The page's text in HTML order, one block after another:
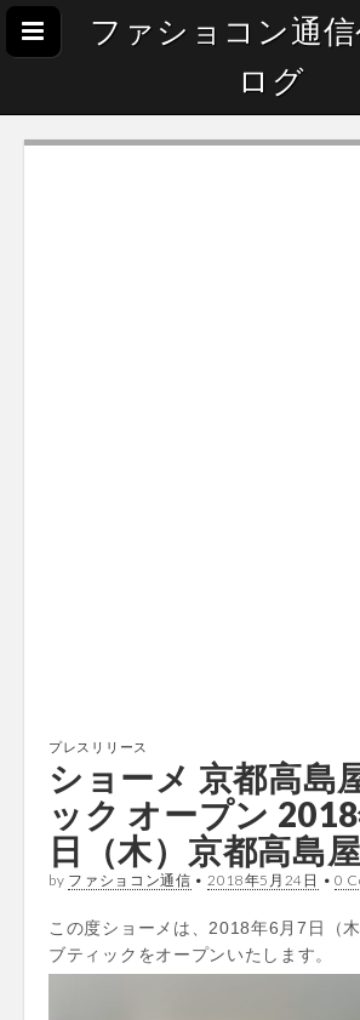
ファショコン通
ログ
プレスリリース
ショーメ 京都高島
ック オープン
日（木）京都高島
by ファショコン通信 • 2018年5月24日 • 0
この度ショーメは、2018年6月7日（
ブティックをオープンいたします。